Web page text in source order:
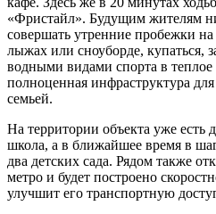
«Фристайл». Будущим жителям
совершать утренние пробежки на
лыжах или сноуборде, купаться,
водными видами спорта в теплое
полноценная инфраструктура
семьей.
На территории объекта уже
школа, а в ближайшее время в
два детских сада. Рядом также
метро и будет построено
улучшит его транспортную